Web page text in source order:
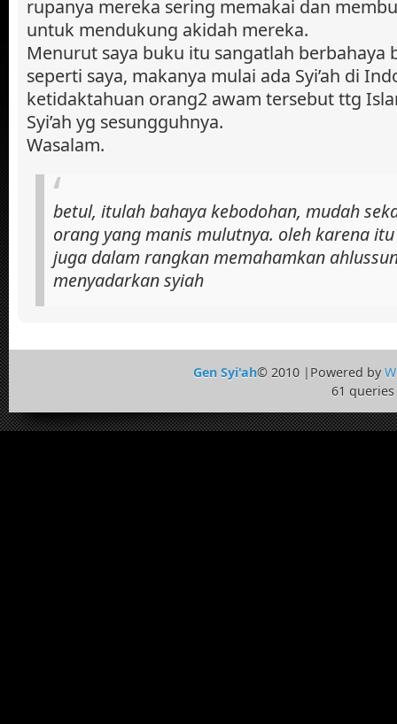
rupanya mereka sering memakai dan
untuk mendukung akidah mereka.
Menurut saya buku itu sangatlah berbahaya
seperti saya, makanya mulai ada Syi’ah di
ketidaktahuan orang2 awam tersebut ttg
Syi’ah yg sesungguhnya.
Wasalam.
betul, itulah bahaya kebodohan, mudah
orang yang manis mulutnya. oleh karena
juga dalam rangkan memahamkan
menyadarkan syiah
Gen Syi'ah© 2010 |Powered by
61 queries